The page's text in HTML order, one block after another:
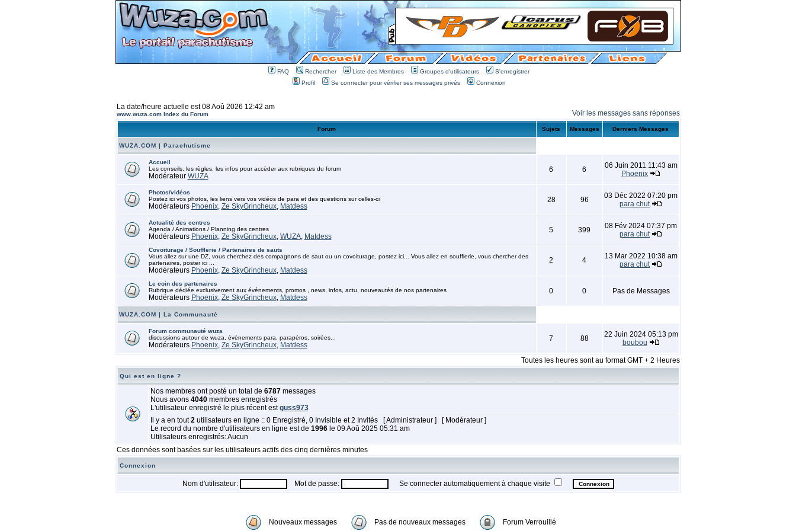
FAQ Rechercher Liste des Membres Groupes d'utilisateurs
S'enregistrer
Profil
Se connecter pour vérifier ses messages privés Connexion
La date/heure actuelle est 08 Aoû 2026 12:42 am
www.wuza.com Index du Forum Voir les messages sans réponses
Forum Sujets Messages Derniers Messages
WUZA.COM | Parachutisme
Accueil
Les conseils, les règles, les infos pour accèder aux rubriques du forum
Modérateur WUZA
6 6
06 Juin 2011 11:43 am
Phoenix
Photos/vidéos
Postez ici vos photos, les liens vers vos vidéos de para et des questions sur celles-ci
Modérateurs Phoenix, Ze SkyGrincheux, Matdess
28 96
03 Déc 2022 07:20 pm
para chut
Actualité des centres
Agenda / Animations / Planning des centres
Modérateurs Phoenix, Ze SkyGrincheux, WUZA, Matdess
5 399
08 Fév 2024 07:37 pm
para chut
Covoiturage / Soufflerie / Partenaires de sauts
Vous allez sur une DZ, vous cherchez des compagnons de saut ou un covoiturage, postez ici... Vous allez en soufflerie, vous chercher des
partenaires, poster ici ...
Modérateurs Phoenix, Ze SkyGrincheux, Matdess
2 4
13 Mar 2022 10:38 am
para chut
Le coin des partenaires
Rubrique dédiée exclusivement aux événements, promos , news, infos, actu, nouveautés de nos partenaires
Modérateurs Phoenix, Ze SkyGrincheux, Matdess
0 0 Pas de Messages
WUZA.COM | La Communauté
Forum communauté wuza
discussions autour de wuza, évènements para, parapéros, soirées...
Modérateurs Phoenix, Ze SkyGrincheux, Matdess
7 88
22 Juin 2024 05:13 pm
boubou
Toutes les heures sont au format GMT + 2 Heures
Qui est en ligne ?
Nos membres ont posté un total de 6787messages
Nous avons 4040membres enregistrés
L'utilisateur enregistré le plus récent estguss973
Il y a en tout2utilisateurs en ligne :: 0 Enregistré, 0 Invisible et 2 Invités [Administrateur] [ Modérateur]
Le record du nombre d'utilisateurs en ligne est de 1996le 09 Aoû 2025 05:31 am
Utilisateurs enregistrés: Aucun
Ces données sont basées sur les utilisateurs actifs des cinq dernières minutes
Connexion
Nom d'utilisateur: Mot de passe: Se connecter automatiquement à chaque visite
Nouveaux messages Pas de nouveaux messages Forum Verrouillé